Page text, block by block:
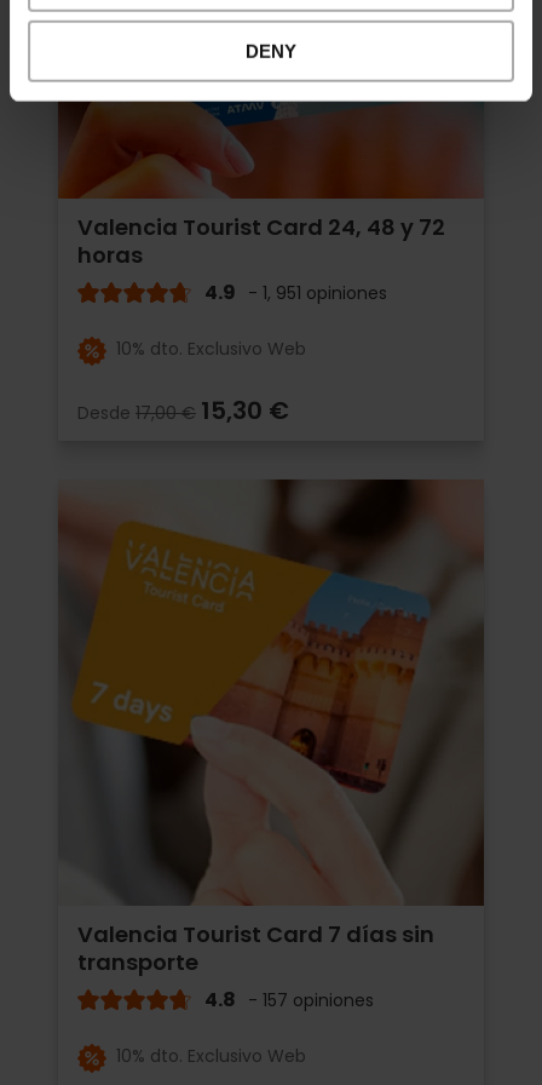
DENY
Valencia Tourist Card 24, 48 y 72
horas
4.9 - 1, 951 opiniones
10% dto. Exclusivo Web
Desde 17,00 € 15,30 €
Valencia Tourist Card 7 días sin
transporte
4.8 - 157 opiniones
10% dto. Exclusivo Web